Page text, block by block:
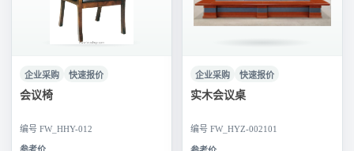
企业采购 快速报价
会议椅
编号 FW_HHY-012
企业采购 快速报价
实木会议桌
编号 FW_HYZ-002101